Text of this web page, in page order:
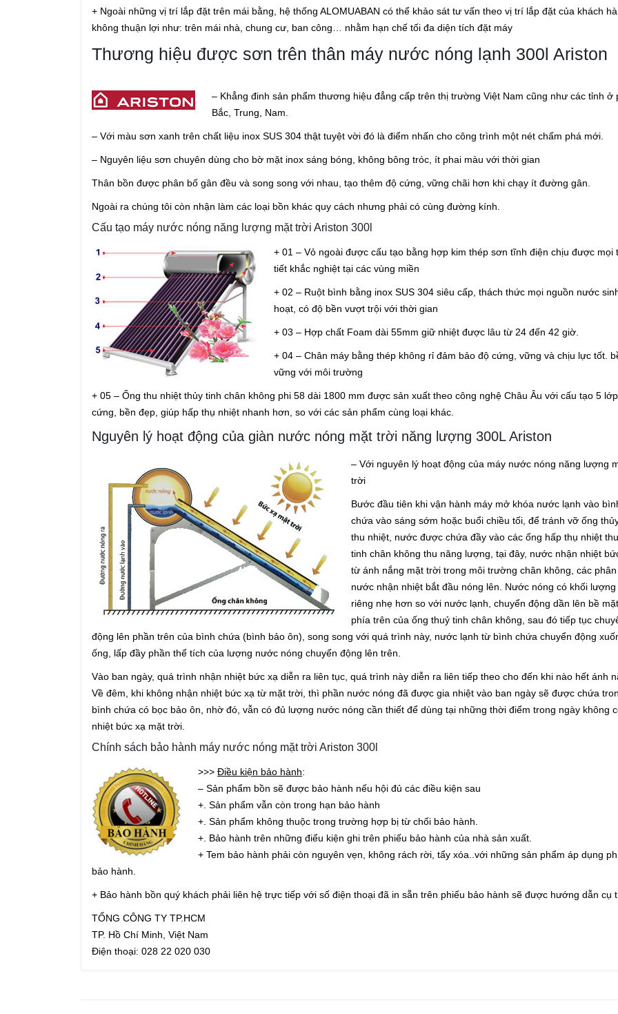
+ Ngoài những vị trí lắp đặt trên mái bằng, hệ thống ALOMUABAN có thể khảo sát tư vấn theo vị trí lắp đặt của khách
không thuận lợi như: trên mái nhà, chung cư, ban công… nhằm hạn chế tối đa diện tích đặt máy
Thương hiệu được sơn trên thân máy nước nóng lạnh 300l Ariston
– Khẳng đinh sản phẩm thương hiệu đẳng cấp trên thị trường Việt Nam cũng như các tỉnh ở
Bắc, Trung, Nam.
– Với màu sơn xanh trên chất liệu inox SUS 304 thật tuyệt vời đó là điểm nhấn cho công trình một nét chấm phá mới.
– Nguyên liệu sơn chuyên dùng cho bờ mặt inox sáng bóng, không bông tróc, ít phai màu với thời gian
Thân bồn được phân bố gân đều và song song với nhau, tạo thêm độ cứng, vững chãi hơn khi chạy ít đường gân.
Ngoài ra chúng tôi còn nhận làm các loại bồn khác quy cách nhưng phải có cùng đường kính.
Cấu tạo máy nước nóng năng lượng mặt trời Ariston 300l
+ 01 – Vỏ ngoài được cấu tạo bằng hợp kim thép sơn tĩnh điện chịu được mọi
tiết khắc nghiệt tại các vùng miền
+ 02 – Ruột bình bằng inox SUS 304 siêu cấp, thách thức mọi nguồn nước
hoạt, có độ bền vượt trội với thời gian
+ 03 – Hợp chất Foam dài 55mm giữ nhiệt được lâu từ 24 đến 42 giờ.
+ 04 – Chân máy bằng thép không rỉ đảm bảo độ cứng, vững và chịu lực tốt.
vững với môi trường
+ 05 – Ống thu nhiệt thủy tinh chân không phi 58 dài 1800 mm được sản xuất theo công nghệ Châu Âu với cấu tạo 5
cứng, bền đẹp, giúp hấp thụ nhiệt nhanh hơn, so với các sản phẩm cùng loại khác.
Nguyên lý hoạt động của giàn nước nóng mặt trời năng lượng 300L Ariston
– Với nguyên lý hoạt động của máy nước nóng năng lượng
trời
Bước đầu tiên khi vận hành máy mở khóa nước lạnh vào
chứa vào sáng sớm hoặc buổi chiều tối, để tránh vỡ ống
thu nhiệt, nước được chứa đầy vào các ống hấp thụ nhiệt
tinh chân không thu năng lượng, tại đây, nước nhận nhiệt
từ ánh nắng mặt trời trong môi trường chân không, các
nước nhận nhiệt bắt đầu nóng lên. Nước nóng có khối lượng
riêng nhẹ hơn so với nước lạnh, chuyển động dần lên bề mặt
phía trên của ống thuỷ tinh chân không, sau đó tiếp tục
động lên phần trên của bình chứa (bình bảo ôn), song song với quá trình này, nước lạnh từ bình chứa chuyển động
ống, lấp đầy phần thể tích của lượng nước nóng chuyển động lên trên.
Vào ban ngày, quá trình nhận nhiệt bức xạ diễn ra liên tục, quá trình này diễn ra liên tiếp theo cho đến khi nào hết ánh
Về đêm, khi không nhận nhiệt bức xạ từ mặt trời, thì phần nước nóng đã được gia nhiệt vào ban ngày sẽ được chứa
bình chứa có bọc bảo ôn, nhờ đó, vẫn có đủ lượng nước nóng cần thiết để dùng tại những thời điểm trong ngày không
nhiệt bức xạ mặt trời.
Chính sách bảo hành máy nước nóng mặt trời Ariston 300l
>>> Điều kiện bảo hành:
– Sản phẩm bồn sẽ được bảo hành nếu hội đủ các điều kiện sau
+. Sản phẩm vẫn còn trong hạn bảo hành
+. Sản phẩm không thuộc trong trường hợp bị từ chối bảo hành.
+. Bảo hành trên những điểu kiện ghi trên phiếu bảo hành của nhà sản xuất.
+ Tem bảo hành phải còn nguyên vẹn, không rách rời, tẩy xóa..với những sản phẩm áp dụng
bảo hành.
+ Bảo hành bồn quý khách phải liên hệ trực tiếp với số điện thoại đã in sẵn trên phiếu bảo hành sẽ được hướng dẫn cụ
TỔNG CÔNG TY TP.HCM
TP. Hồ Chí Minh, Việt Nam
Điện thoại: 028 22 020 030